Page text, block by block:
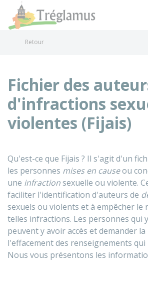
Retour
Fichier des
d'infractions
violentes (Fijais)
Qu'est-ce que Fijais ? Il s'agit d'un
les personnes mises en causeou
une infractionsexuelle ou violente.
faciliter l'identification d'auteurs de
sexuels ou violents et à empêcher le
telles infractions. Les personnes qui
peuvent y avoir accès et demander
l'effacement des renseignements qui
Nous vous présentons les